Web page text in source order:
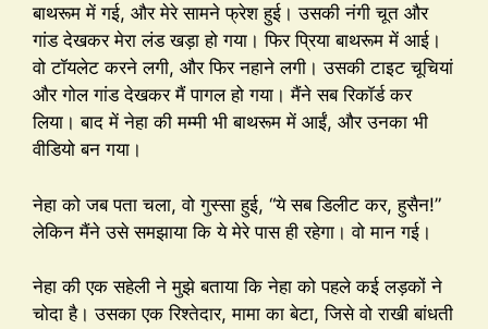
बाथरूम में गई, और मेरे सामने फ्रेश हुई। उसकी नंगी चूत और
गांड देखकर मेरा लंड खड़ा हो गया। फिर प्रिया बाथरूम में आई।
वो टॉयलेट करने लगी, और फिर नहाने लगी। उसकी टाइट चूचियां
और गोल गांड देखकर मैं पागल हो गया। मैंने सब रिकॉर्ड कर
लिया। बाद में नेहा की मम्मी भी बाथरूम में आईं, और उनका भी
वीडियो बन गया।
नेहा को जब पता चला, वो गुस्सा हुई, “ये सब डिलीट कर, हुसैन!”
लेकिन मैंने उसे समझाया कि ये मेरे पास ही रहेगा। वो मान गई।
नेहा की एक सहेली ने मुझे बताया कि नेहा को पहले कई लड़कों ने
चोदा है। उसका एक रिश्तेदार, मामा का बेटा, जिसे वो राखी बांधती